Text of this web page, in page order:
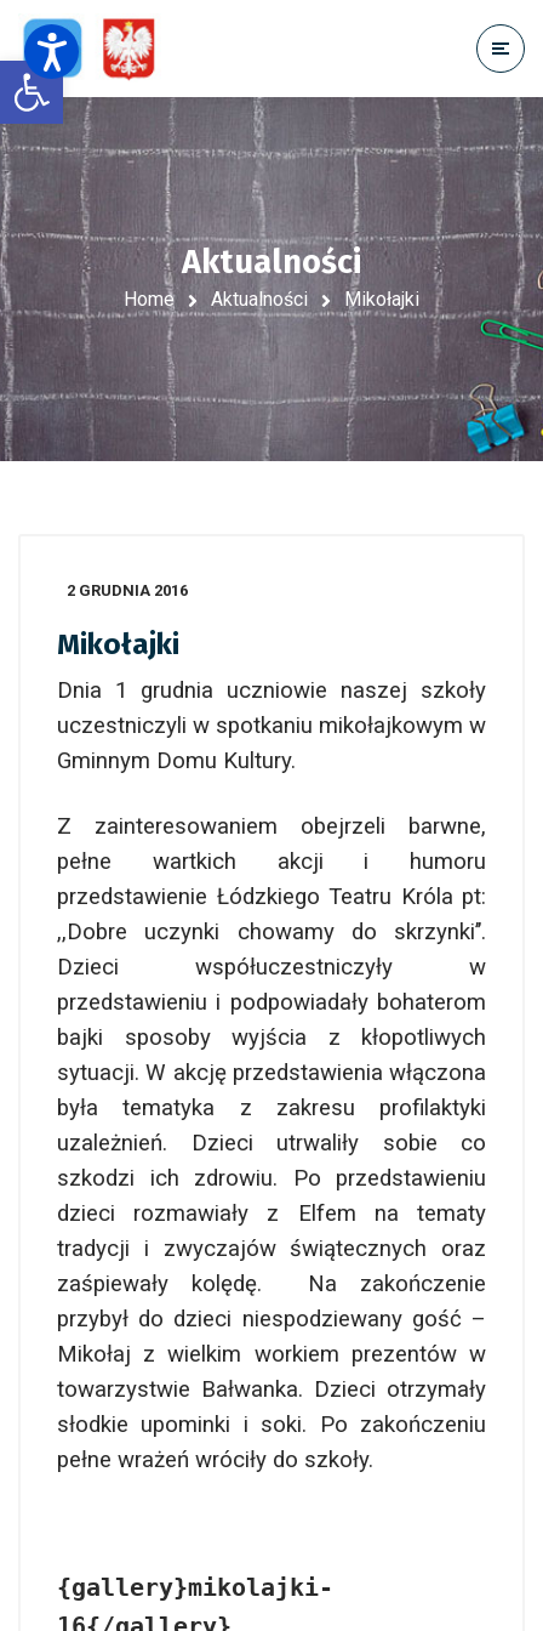
Open toolbar
Aktualności
Home Aktualności Mikołajki
2 GRUDNIA 2016
Mikołajki
Dnia 1 grudnia uczniowie naszej szkoły
uczestniczyli w spotkaniu mikołajkowym w
Gminnym Domu Kultury.
Z zainteresowaniem obejrzeli barwne,
pełne wartkich akcji i humoru
przedstawienie Łódzkiego Teatru Króla pt:
,,Dobre uczynki chowamy do skrzynki’’.
Dzieci współuczestniczyły w
przedstawieniu i podpowiadały bohaterom
bajki sposoby wyjścia z kłopotliwych
sytuacji. W akcję przedstawienia włączona
była tematyka z zakresu profilaktyki
uzależnień. Dzieci utrwaliły sobie co
szkodzi ich zdrowiu. Po przedstawieniu
dzieci rozmawiały z Elfem na tematy
tradycji i zwyczajów świątecznych oraz
zaśpiewały kolędę. Na zakończenie
przybył do dzieci niespodziewany gość –
Mikołaj z wielkim workiem prezentów w
towarzystwie Bałwanka. Dzieci otrzymały
słodkie upominki i soki. Po zakończeniu
pełne wrażeń wróciły do szkoły.
{gallery}mikolajki-